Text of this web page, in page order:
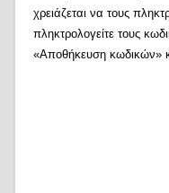
χρειάζεται να τους
πληκτρολογείτε τους
«Αποθήκευση κωδικών»